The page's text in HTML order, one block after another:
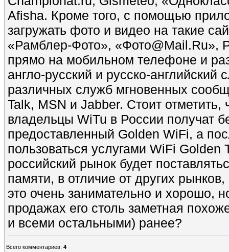
Afisha. Кроме того, с помощью
загружать фото и видео на такие
«Рамблер-Фото», «Фото@Mail.Ru»,
прямо на мобильном телефоне и
англо-русский и русско-
различных служб мгновенных
Talk, MSN и Jabber. Стоит
владельцы WiTu в России получат
предоставленный Golden WiFi, а
пользоваться услугами WiFi
российский рынок будет
памяти, в отличие от других
это очень занимательно и хорошо,
продажах его столь заметная
и всеми остальными) ранее?
Всего комментариев: 4